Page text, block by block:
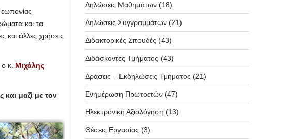
και τα
και άλλες χρήσεις
κ. Μιχάλης
μαζί με τον
Δηλώσεις Μαθημάτων(18)
Δηλώσεις Συγγραμμάτων(21)
Διδακτορικές Σπουδές (43)
Διδάσκοντες Τμήματος (43)
Δράσεις – Εκδηλώσεις Τμήματος (21)
Ενημέρωση Πρωτοετών(47)
Ηλεκτρονική Αξιολόγηση (13)
Θέσεις Εργασίας (3)